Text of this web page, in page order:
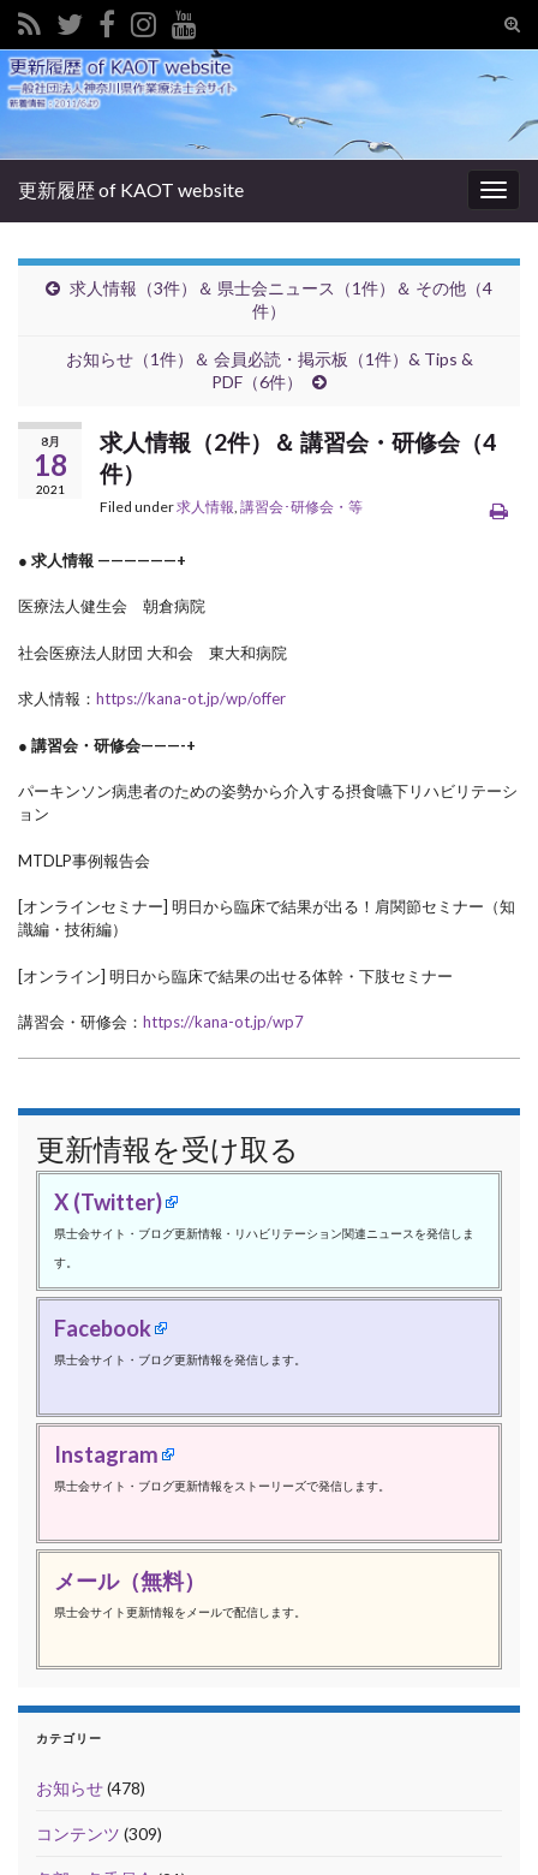
Search for:
更新履歴 of KAOT website
求人情報（3件）＆ 県士会ニュース（1件）＆ その他（4
件）
お知らせ（1件）＆ 会員必読・掲示板（1件）& Tips &
PDF（6件）
8月
18
2021
求人情報（2件）＆ 講習会・研修会（4
件）
Filed under求人情報, 講習会･研修会・等
● 求人情報 ——————+
医療法人健生会 朝倉病院
社会医療法人財団 大和会 東大和病院
求人情報： https://kana-ot.jp/wp/offer
● 講習会・研修会———-+
パーキンソン病患者のための姿勢から介入する摂食嚥下リハビリテーシ
ョン
MTDLP事例報告会
[オンラインセミナー] 明日から臨床で結果が出る！肩関節セミナー（知
識編・技術編）
[オンライン] 明日から臨床で結果の出せる体幹・下肢セミナー
講習会・研修会： https://kana-ot.jp/wp7
更新情報を受け取る
X (Twitter)
県士会サイト・ブログ更新情報・リハビリテーション関連ニュースを発信しま
す。
Facebook
県士会サイト・ブログ更新情報を発信します。
Instagram
県士会サイト・ブログ更新情報をストーリーズで発信します。
メール（無料）
県士会サイト更新情報をメールで配信します。
カテゴリー
お知らせ(478)
コンテンツ (309)